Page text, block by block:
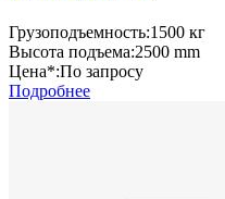
Грузоподъемность:1500 кг
Высота подъема:2500 mm
Цена*:По запросу
Подробнее